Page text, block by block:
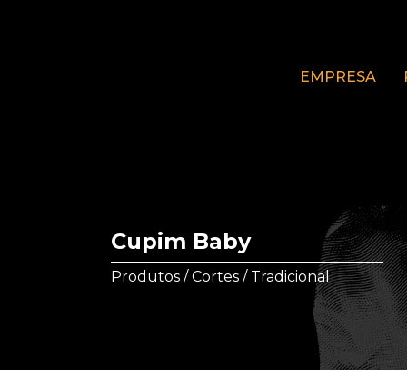
EMPRESA
Cupim Baby
Produtos / Cortes / Tradicional